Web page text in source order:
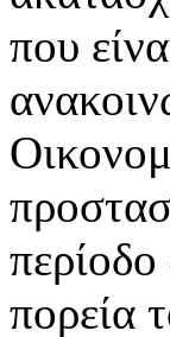
που
περίοδο
πορεία